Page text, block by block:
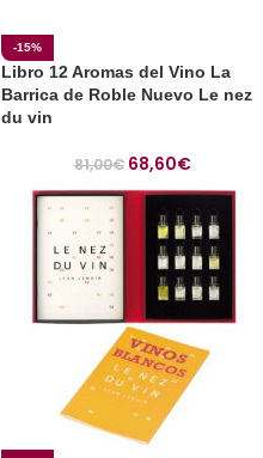
-15%
Libro 12 Aromas del Vino La
Barrica de Roble Nuevo Le nez
du vin
81,00€ 68,60€